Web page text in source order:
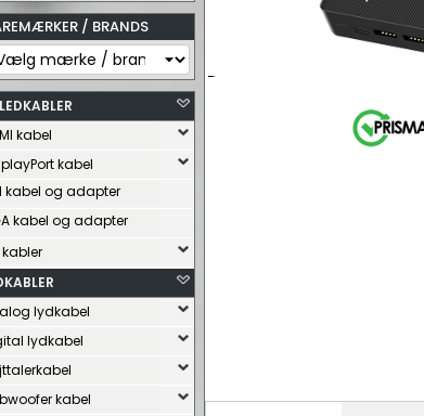
/ BRANDS
kabel
kabel
kabel og adapter
kabel og adapter
kabler
lydkabel
lydkabel
kabel